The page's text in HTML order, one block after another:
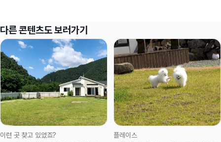
다른 콘텐츠도 보러가기
이런 곳 찾고 있었죠? 플레이스